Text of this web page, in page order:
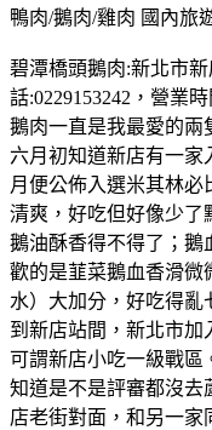
鴨肉/鵝肉/雞肉 國內旅
碧潭橋頭鵝肉:新北市
話:0229153242，營業
鵝肉一直是我最愛的兩
六月初知道新店有一家
月便公佈入選米其林
清爽，好吃但好像少了
鵝油酥香得不得了；鵝
歡的是韮菜鵝血香滑微
水）大加分，好吃得
到新店站間，新北市加
可謂新店小吃一級戰區
知道是不是評審都沒去
店老街對面，和另一